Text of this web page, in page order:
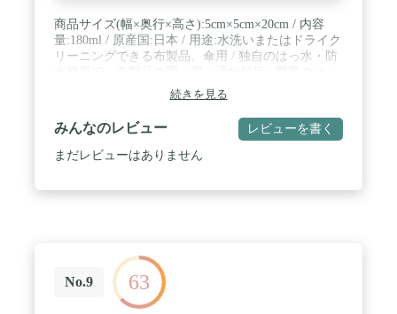
商品サイズ(幅×奥行×高さ):5cm×5cm×20cm / 内容
量:180ml / 原産国:日本 / 用途:水洗いまたはドライク
リーニングできる布製品、傘用 / 独自のはっ水・防
水・防水力 / スピード乾燥 / 少量で抜群のはっ水 /
【使えないもの】本革、毛皮、人工皮革、絹、和
服、ビニールやポリウレタン等で加工さｒたもの、
白色のバッグ・靴など
続きを見る
みんなのレビュー レビューを書く
まだレビューはありません
No.9 63